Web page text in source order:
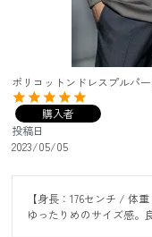
ポリコットンドレスプルパ
購入者
投稿日
2023/05/05
【身長：176センチ / 体
ゆったりめのサイズ感。